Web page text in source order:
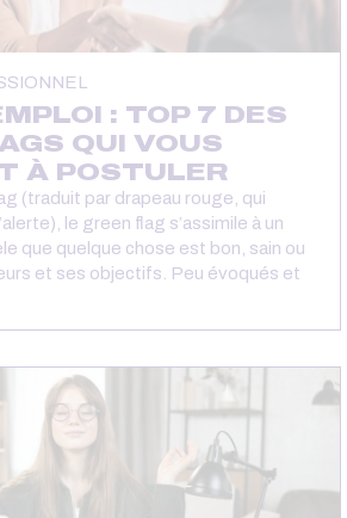
: TOP 7 DES
QUI VOUS
À POSTULER
(traduit par drapeau rouge, qui
le green flag s’assimile à un
que quelque chose est bon, sain ou
et ses objectifs. Peu évoqués et